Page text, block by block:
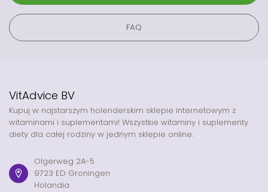
FAQ
VitAdvice BV
Kupuj w najstarszym holenderskim sklepie internetowym z
witaminami i suplementami! Wszystkie witaminy i suplementy
diety dla całej rodziny w jednym sklepie online.
Olgerweg 2A-5
9723 ED Groningen
Holandia